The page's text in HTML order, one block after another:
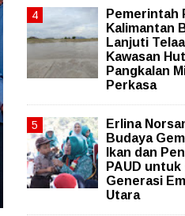
Pemerintah
Kalimantan
Lanjuti
Kawasan
Pangkalan
Perkasa
Erlina
Budaya
Ikan dan
PAUD
Generasi
Utara